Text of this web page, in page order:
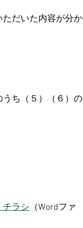
だいた内容が分か
ち（５）（６）の
チラシ （Wordファ